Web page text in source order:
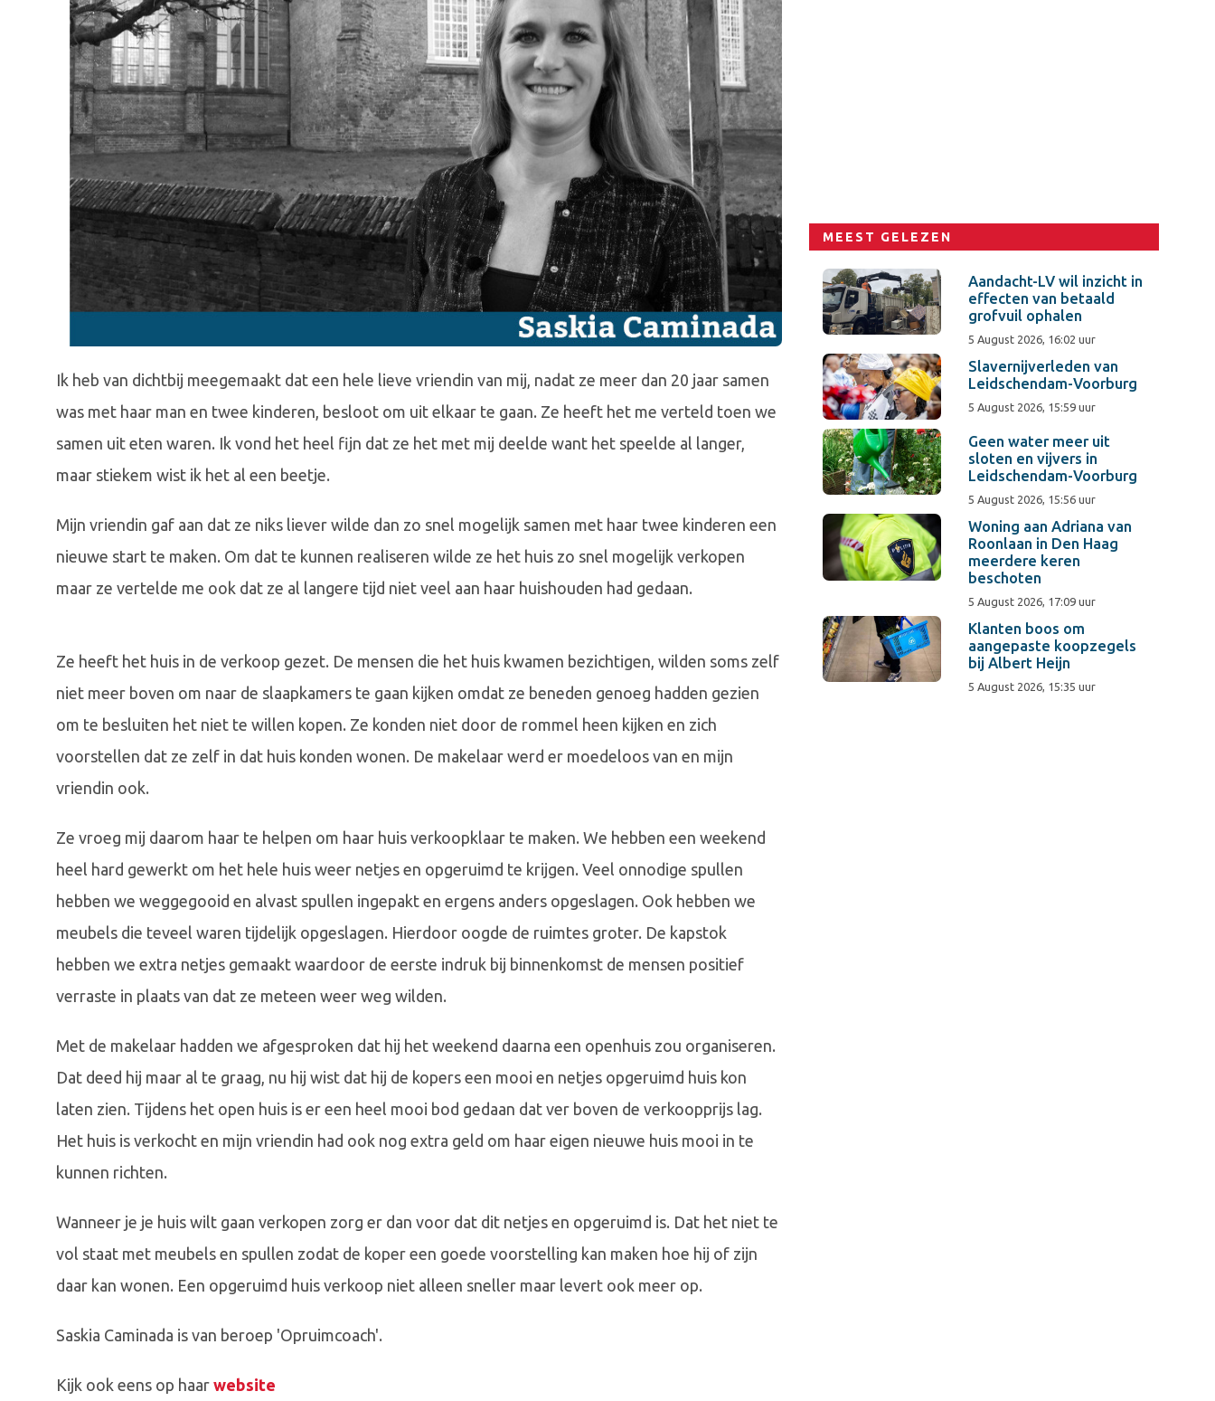
Ik heb van dichtbij meegemaakt dat een hele lieve vriendin van mij, nadat ze meer dan 20 jaar samen
was met haar man en twee kinderen, besloot om uit elkaar te gaan. Ze heeft het me verteld toen we
samen uit eten waren. Ik vond het heel fijn dat ze het met mij deelde want het speelde al langer,
maar stiekem wist ik het al een beetje.
Mijn vriendin gaf aan dat ze niks liever wilde dan zo snel mogelijk samen met haar twee kinderen een
nieuwe start te maken. Om dat te kunnen realiseren wilde ze het huis zo snel mogelijk verkopen
maar ze vertelde me ook dat ze al langere tijd niet veel aan haar huishouden had gedaan.
Ze heeft het huis in de verkoop gezet. De mensen die het huis kwamen bezichtigen, wilden soms zelf
niet meer boven om naar de slaapkamers te gaan kijken omdat ze beneden genoeg hadden gezien
om te besluiten het niet te willen kopen. Ze konden niet door de rommel heen kijken en zich
voorstellen dat ze zelf in dat huis konden wonen. De makelaar werd er moedeloos van en mijn
vriendin ook.
Ze vroeg mij daarom haar te helpen om haar huis verkoopklaar te maken. We hebben een weekend
heel hard gewerkt om het hele huis weer netjes en opgeruimd te krijgen. Veel onnodige spullen
hebben we weggegooid en alvast spullen ingepakt en ergens anders opgeslagen. Ook hebben we
meubels die teveel waren tijdelijk opgeslagen. Hierdoor oogde de ruimtes groter. De kapstok
hebben we extra netjes gemaakt waardoor de eerste indruk bij binnenkomst de mensen positief
verraste in plaats van dat ze meteen weer weg wilden.
Met de makelaar hadden we afgesproken dat hij het weekend daarna een openhuis zou organiseren.
Dat deed hij maar al te graag, nu hij wist dat hij de kopers een mooi en netjes opgeruimd huis kon
laten zien. Tijdens het open huis is er een heel mooi bod gedaan dat ver boven de verkoopprijs lag.
Het huis is verkocht en mijn vriendin had ook nog extra geld om haar eigen nieuwe huis mooi in te
kunnen richten.
Wanneer je je huis wilt gaan verkopen zorg er dan voor dat dit netjes en opgeruimd is. Dat het niet te
vol staat met meubels en spullen zodat de koper een goede voorstelling kan maken hoe hij of zijn
daar kan wonen. Een opgeruimd huis verkoop niet alleen sneller maar levert ook meer op.
Saskia Caminada is van beroep 'Opruimcoach'.
Kijk ook eens op haar website
MEEST GELEZEN
Aandacht-LV wil inzicht in
effecten van betaald
grofvuil ophalen
5 August 2026, 16:02 uur
Slavernijverleden van
Leidschendam-Voorburg
5 August 2026, 15:59 uur
Geen water meer uit
sloten en vijvers in
Leidschendam-Voorburg
5 August 2026, 15:56 uur
Woning aan Adriana van
Roonlaan in Den Haag
meerdere keren
beschoten
5 August 2026, 17:09 uur
Klanten boos om
aangepaste koopzegels
bij Albert Heijn
5 August 2026, 15:35 uur